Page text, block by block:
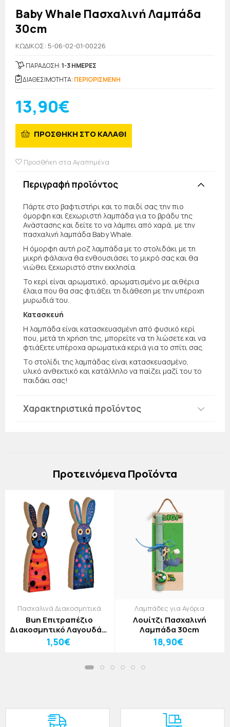
Baby Whale Πασχαλινή Λαμπάδα
30cm
KΩΔΙΚΟΣ: 5-06-02-01-00226
ΠΑΡΑΔΟΣΗ:1-3 ΗΜΕΡΕΣ
ΔΙΑΘΕΣΙΜΟΤΗΤΑ: ΠΕΡΙΟΡΙΣΜΕΝΗ
13,90€
ΠΡΟΣΘΗΚΗ ΣΤΟ ΚΑΛΑΘΙ
Προσθήκη στα Αγαπημένα
Περιγραφή προϊόντος
Πάρτε στο βαφτιστήρι και το παιδί σας την πιο
όμορφη και ξεχωριστή λαμπάδα για το βράδυ της
Ανάστασης και δείτε το να λάμπει από χαρά, με την
πασχαλινή λαμπάδα Baby Whale.
Η όμορφη αυτή ροζ λαμπάδα με το στολιδάκι με τη
μικρή φάλαινα θα ενθουσιάσει το μικρό σας και θα
νιώθει ξεχωριστό στην εκκλησία.
Το κερί είναι αρωματικό, αρωματισμένο με αιθέρια
έλαια που θα σας φτιάξει τη διάθεση με την υπέροχη
μυρωδιά του.
Κατασκευή
Η λαμπάδα είναι κατασκευασμένη από φυσικό κερί
που, μετά τη χρήση της, μπορείτε να τη λιώσετε και να
φτιάξετε υπέροχα αρωματικά κεριά για το σπίτι σας.
Τo στολίδι της λαμπάδας είναι κατασκευασμένο,
υλικό ανθεκτικό και κατάλληλο να παίζει μαζί του το
παιδάκι σας!
Χαρακτηριστικά προϊόντος
Πρoτεινόμενα Προϊόντα
Πασχαλινά Διακοσμητικά
Bun Επιτραπέζιο
Διακοσμητικό Λαγουδάκι
5x17cm Μπλε
1,50€
Λαμπάδες για Αγόρια
Λουίτζι Πασχαλινή
Λαμπάδα 30cm
18,90€